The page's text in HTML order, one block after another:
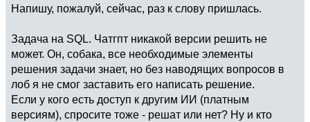
Напишу, пожалуй, сейчас, раз к слову пришлась.
Задача на SQL. Чатгпт никакой версии решить не
может. Он, собака, все необходимые элементы
решения задачи знает, но без наводящих вопросов в
лоб я не смог заставить его написать решение.
Если у кого есть доступ к другим ИИ (платным
версиям), спросите тоже - решат или нет? Ну и кто